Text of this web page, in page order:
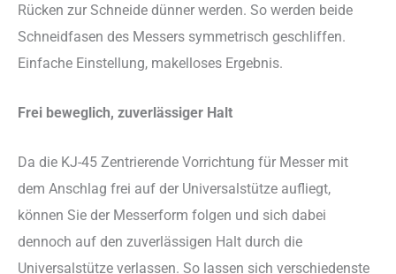
Rücken zur Schneide dünner werden. So werden beide
Schneidfasen des Messers symmetrisch geschliffen.
Einfache Einstellung, makelloses Ergebnis.
Frei beweglich, zuverlässiger Halt
Da die KJ-45 Zentrierende Vorrichtung für Messer mit
dem Anschlag frei auf der Universalstütze aufliegt,
können Sie der Messerform folgen und sich dabei
dennoch auf den zuverlässigen Halt durch die
Universalstütze verlassen. So lassen sich verschiedenste